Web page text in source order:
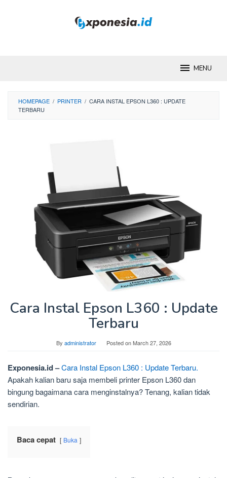
MENU
HOMEPAGE / PRINTER / CARA INSTAL EPSON L360 : UPDATE
TERBARU
Cara Instal Epson L360 : Update
Terbaru
By administrator Posted onMarch 27, 2026
Exponesia.id –Cara Instal Epson L360 : Update Terbaru.
Apakah kalian baru saja membeli printer Epson L360 dan
bingung bagaimana cara menginstalnya? Tenang, kalian tidak
sendirian.
Baca cepat Buka